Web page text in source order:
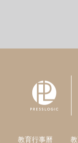
教育行事曆